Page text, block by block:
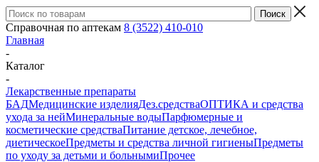
Справочная по аптекам 8 (3522) 410-010
Главная
-
Каталог
-
Лекарственные препараты
БАДМедицинские изделияДез.средстваОПТИКА и средства
ухода за нейМинеральные водыПарфюмерные и
косметические средстваПитание детское, лечебное,
диетическоеПредметы и средства личной гигиеныПредметы
по уходу за детьми и больнымиПрочее